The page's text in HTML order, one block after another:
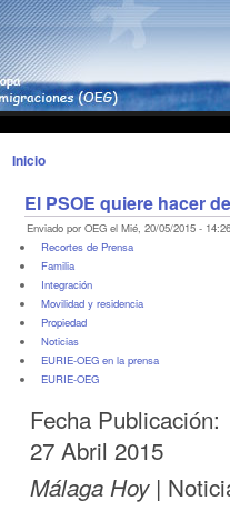
Inicio
El PSOE quiere hacer
Enviado por OEG el Mié, 20/05/2015 -
Recortes de Prensa
Familia
Integración
Movilidad y residencia
Propiedad
Noticias
EURIE-OEG en la prensa
EURIE-OEG
Fecha Publicación:
27 Abril 2015
Málaga Hoy |